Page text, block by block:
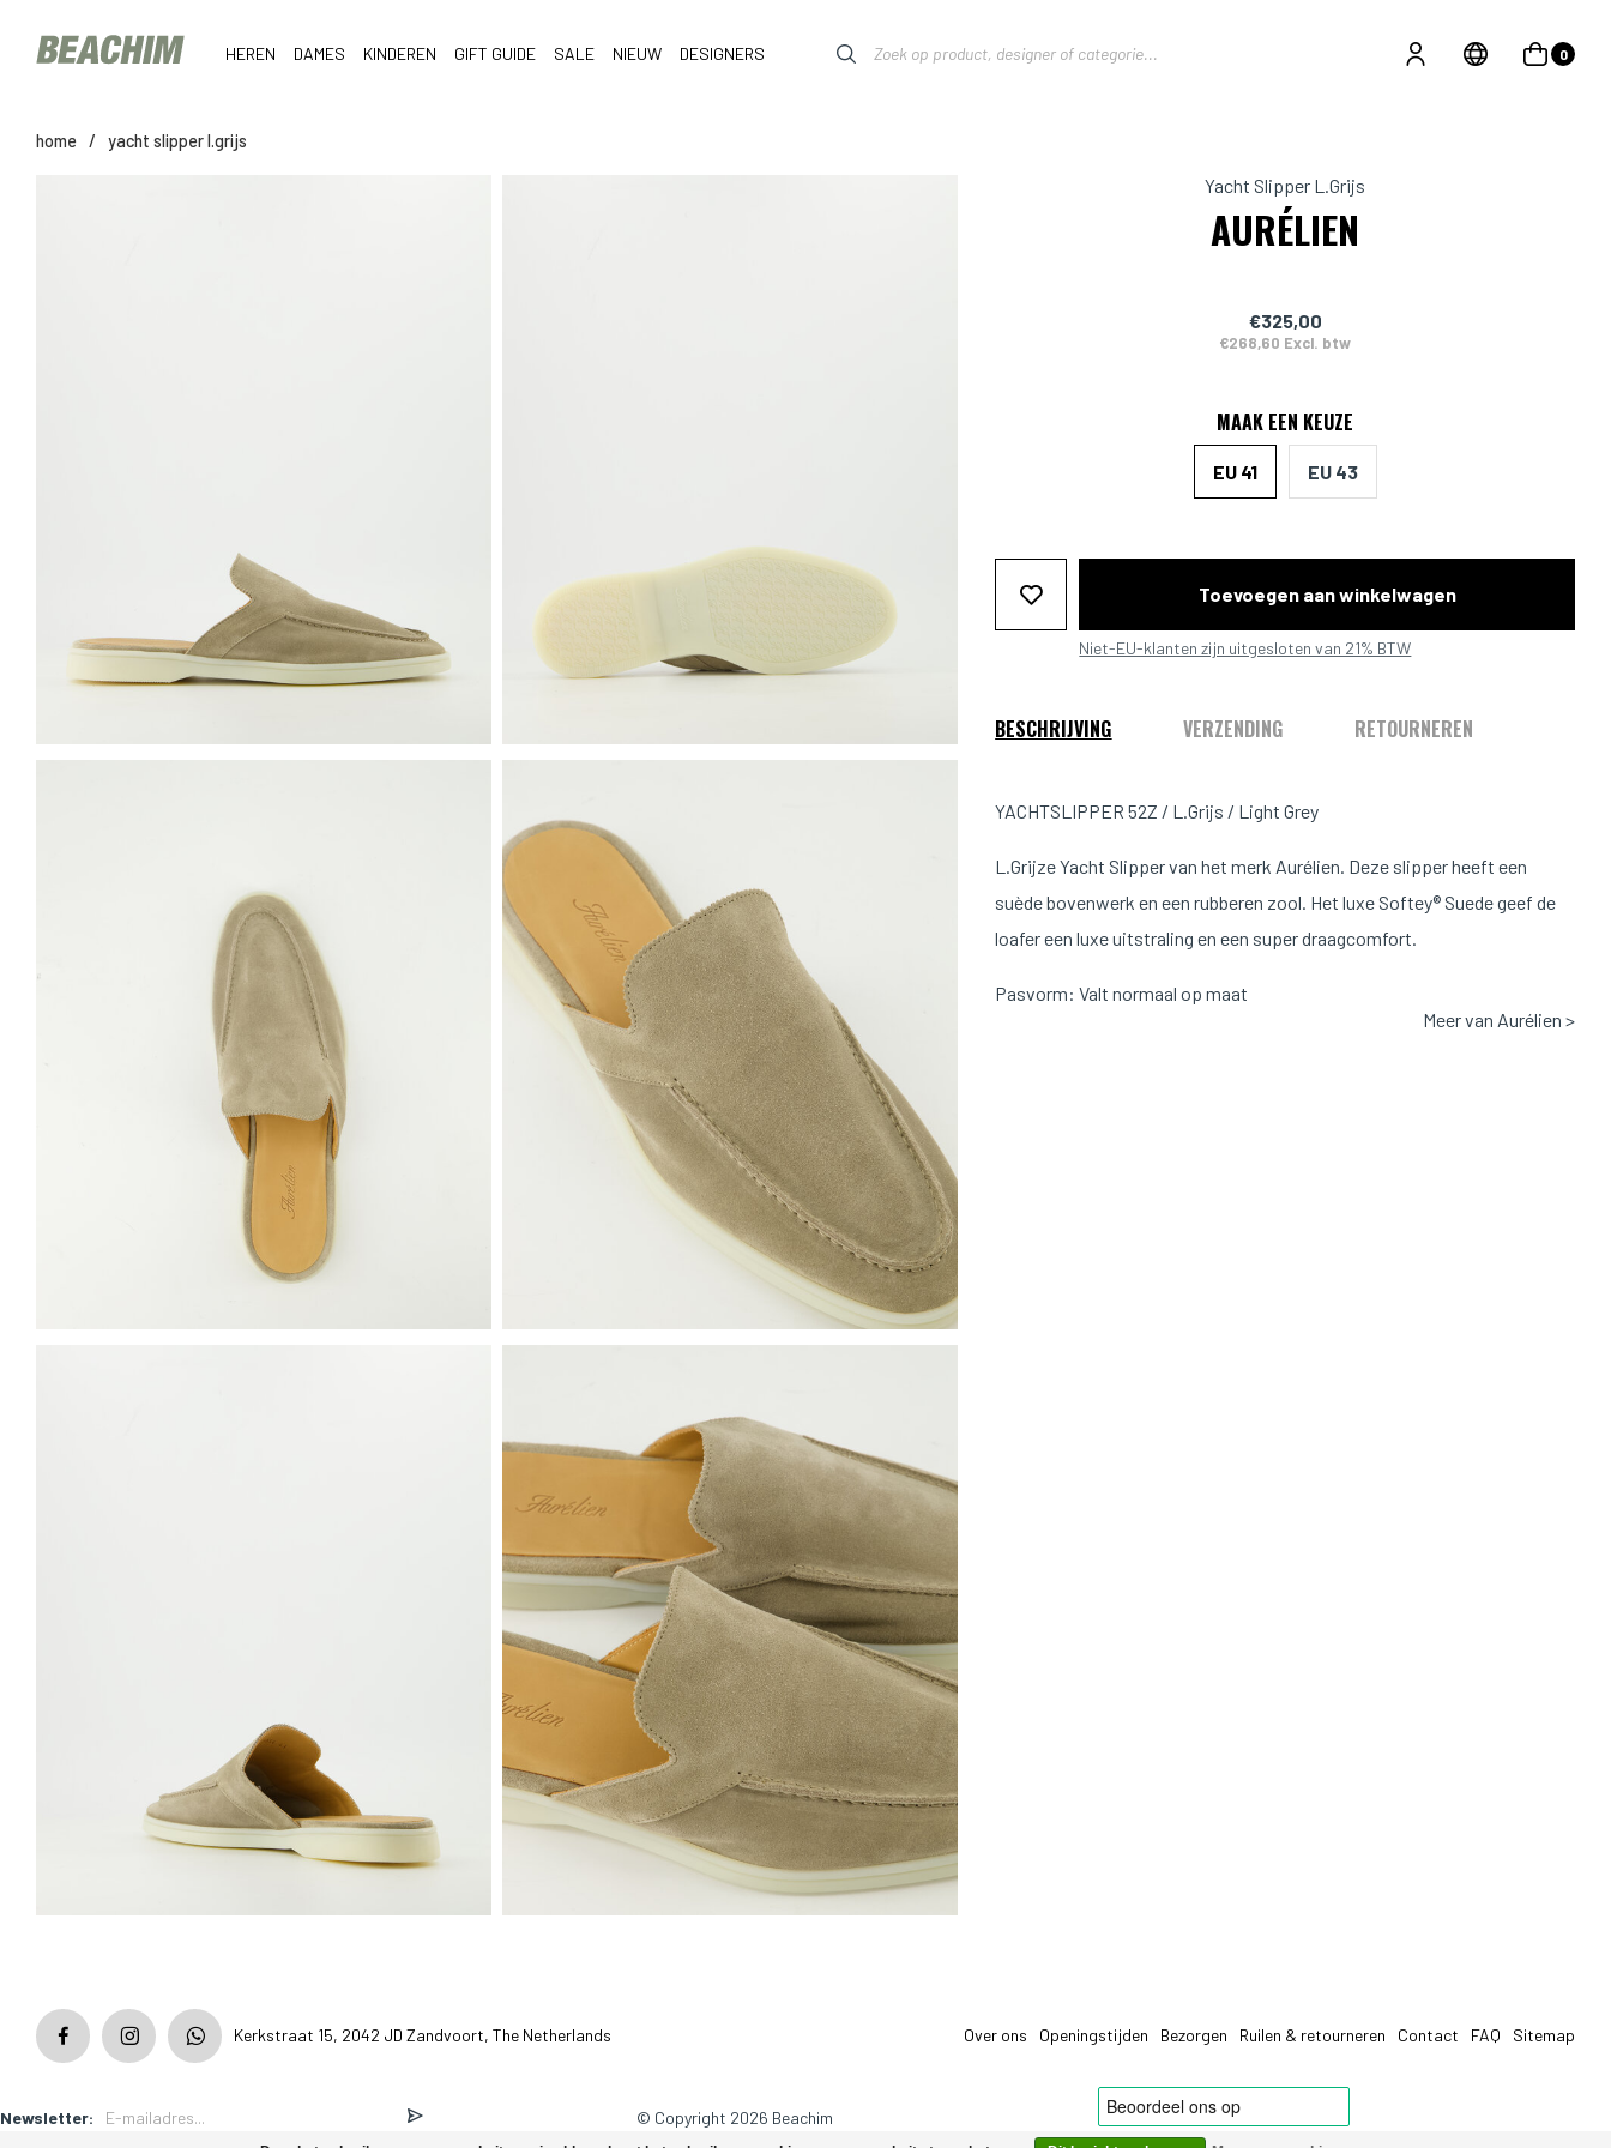
HEREN DAMES KINDEREN GIFT GUIDE SALE NIEUW DESIGNERS 0
home / yacht slipper l.grijs
Yacht Slipper L.Grijs
AURÉLIEN
€325,00
€268,60 Excl. btw
MAAK EEN KEUZE
EU 41 EU 43
Toevoegen aan winkelwagen
Niet-EU-klanten zijn uitgesloten van 21% BTW
BESCHRIJVING VERZENDING RETOURNEREN
YACHTSLIPPER 52Z / L.Grijs / Light Grey
L.Grijze Yacht Slipper van het merk Aurélien. Deze slipper heeft een
suède bovenwerk en een rubberen zool. Het luxe Softey® Suede geef de
loafer een luxe uitstraling en een super draagcomfort.
Pasvorm: Valt normaal op maat
Meer van Aurélien >
Kerkstraat 15, 2042 JD Zandvoort, The Netherlands Over ons Openingstijden Bezorgen Ruilen & retourneren Contact FAQ Sitemap
Newsletter: © Copyright 2026 Beachim